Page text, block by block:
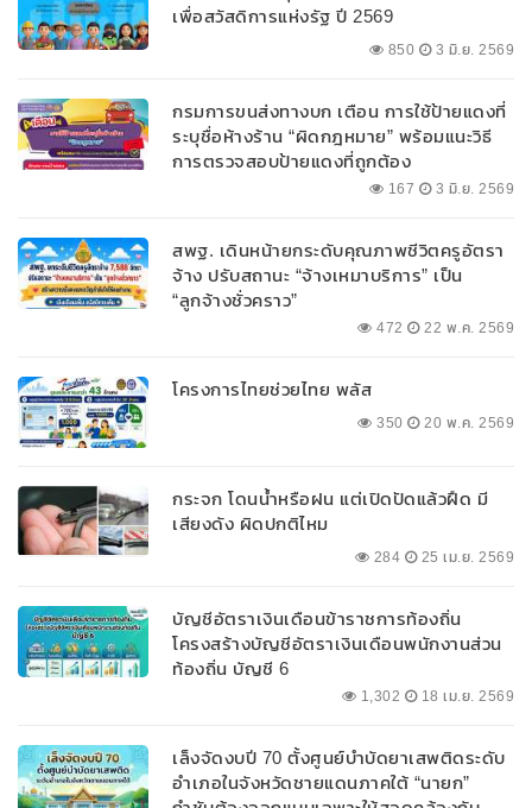
เพื่อสวัสดิการแห่งรัฐ ปี 2569
850 3 มิ.ย. 2569
กรมการขนส่งทางบก เตือน การใช้ป้ายแดงที่
ระบุชื่อห้างร้าน “ผิดกฎหมาย” พร้อมแนะวิธี
การตรวจสอบป้ายแดงที่ถูกต้อง
167 3 มิ.ย. 2569
สพฐ. เดินหน้ายกระดับคุณภาพชีวิตครูอัตรา
จ้าง ปรับสถานะ “จ้างเหมาบริการ” เป็น
“ลูกจ้างชั่วคราว”
472 22 พ.ค. 2569
โครงการไทยช่วยไทย พลัส
350 20 พ.ค. 2569
กระจก โดนน้ำหรือฝน แต่เปิดปัดแล้วฝืด มี
เสียงดัง ผิดปกติไหม
284 25 เม.ย. 2569
บัญชีอัตราเงินเดือนข้าราชการท้องถิ่น
โครงสร้างบัญชีอัตราเงินเดือนพนักงานส่วน
ท้องถิ่น บัญชี 6
1,302 18 เม.ย. 2569
เล็งจัดงบปี 70 ตั้งศูนย์บำบัดยาเสพติดระดับ
อำเภอในจังหวัดชายแดนภาคใต้ “นายก”